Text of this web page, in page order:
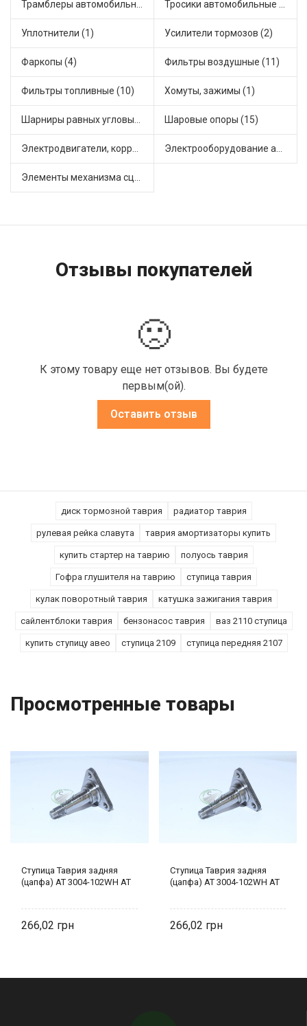
Трамблеры автомобильные (7) Тросики автомобильные (22)
Уплотнители (1) Усилители тормозов (2)
Фаркопы (4) Фильтры воздушные (11)
Фильтры топливные (10) Хомуты, зажимы (1)
Шарниры равных угловых скоростей, приводные валы (18) Шаровые опоры (15)
Электродвигатели, корректоры и приводы автомобильн (8) Электрооборудование автомобилей (7)
Элементы механизма сцепления (33)
Отзывы покупателей
🙁
К этому товару еще нет отзывов. Вы будете
первым(ой).
Оставить отзыв
диск тормозной таврия радиатор таврия
рулевая рейка славута таврия амортизаторы купить
купить стартер на таврию полуось таврия
Гофра глушителя на таврию ступица таврия
кулак поворотный таврия катушка зажигания таврия
сайлентблоки таврия бензонасос таврия ваз 2110 ступица
купить ступицу авео ступица 2109 ступица передняя 2107
Просмотренные товары
Ступица Таврия задняя
(цапфа) AT 3004-102WH AT
266,02
Ступица Таврия задняя
(цапфа) AT 3004-102WH AT
266,02